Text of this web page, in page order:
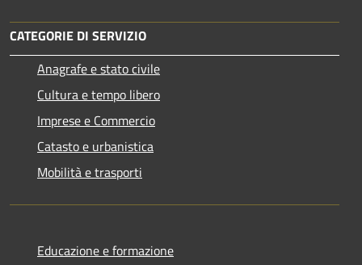
CATEGORIE DI SERVIZIO
Anagrafe e stato civile
Cultura e tempo libero
Imprese e Commercio
Catasto e urbanistica
Mobilità e trasporti
Educazione e formazione